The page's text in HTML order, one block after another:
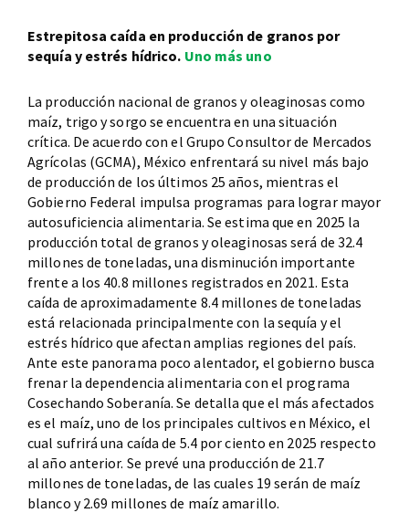
Estrepitosa caída en producción de granos por
sequía y estrés hídrico. Uno más uno
La producción nacional de granos y oleaginosas como
maíz, trigo y sorgo se encuentra en una situación
crítica. De acuerdo con el Grupo Consultor de Mercados
Agrícolas (GCMA), México enfrentará su nivel más bajo
de producción de los últimos 25 años, mientras el
Gobierno Federal impulsa programas para lograr mayor
autosuficiencia alimentaria. Se estima que en 2025 la
producción total de granos y oleaginosas será de 32.4
millones de toneladas, una disminución importante
frente a los 40.8 millones registrados en 2021. Esta
caída de aproximadamente 8.4 millones de toneladas
está relacionada principalmente con la sequía y el
estrés hídrico que afectan amplias regiones del país.
Ante este panorama poco alentador, el gobierno busca
frenar la dependencia alimentaria con el programa
Cosechando Soberanía. Se detalla que el más afectados
es el maíz, uno de los principales cultivos en México, el
cual sufrirá una caída de 5.4 por ciento en 2025 respecto
al año anterior. Se prevé una producción de 21.7
millones de toneladas, de las cuales 19 serán de maíz
blanco y 2.69 millones de maíz amarillo.